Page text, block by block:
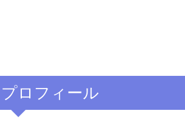
プロフィール